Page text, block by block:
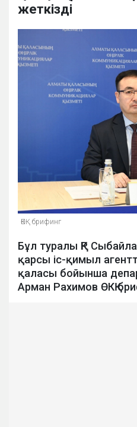
жеткізді
ӨКҚ брифинг
Бұл туралы ҚР
қарсы іс-қимыл
қаласы бойынша
Арман Рахимов ӨКҚ